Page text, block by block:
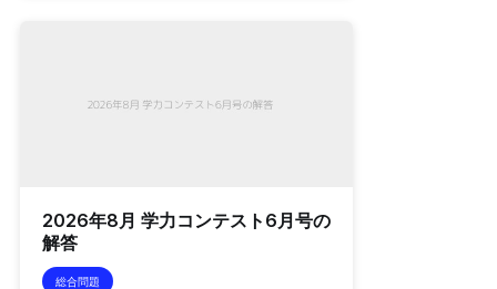
2026年8月 学力コンテスト6月号の
解答
総合問題